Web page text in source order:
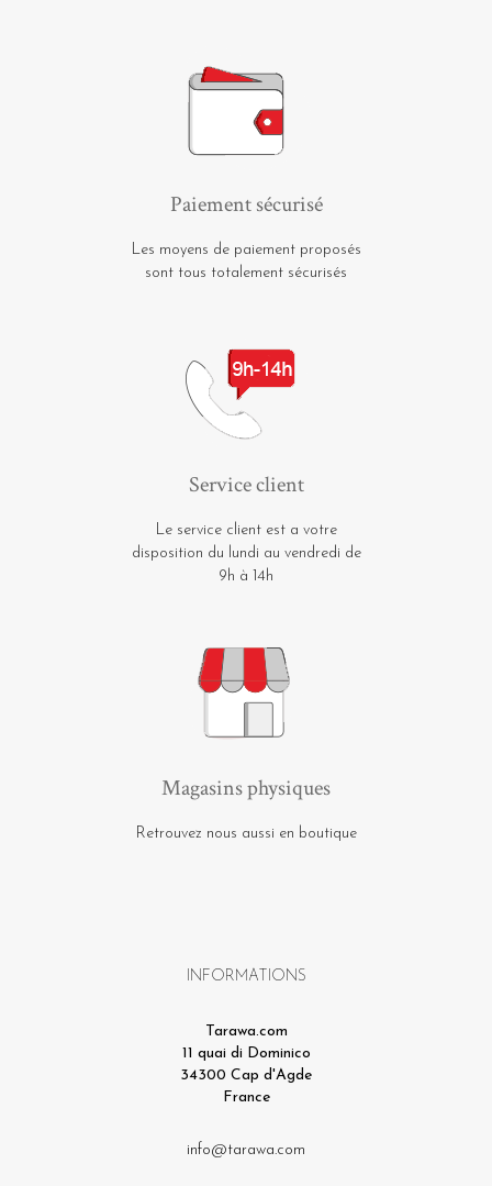
Paiement sécurisé
Les moyens de paiement proposés
sont tous totalement sécurisés
Service client
Le service client est a votre
disposition du lundi au vendredi de
9h à 14h
Magasins physiques
Retrouvez nous aussi en boutique
INFORMATIONS
Tarawa.com
11 quai di Dominico
34300 Cap d'Agde
France
info@tarawa.com